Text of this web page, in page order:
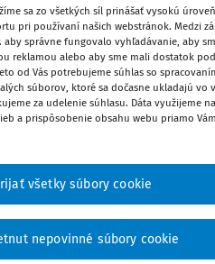
Prihláste sa
sa zo všetkých síl prinášať vysokú úroveň
pri používaní našich webstránok. Medzi
správne fungovalo vyhľadávanie, aby
reklamou alebo aby sme mali dostatok
od Vás potrebujeme súhlas so
súborov, ktoré sa dočasne ukladajú vo
za udelenie súhlasu. Dáta využijeme na
a prispôsobenie obsahu webu priamo
nepovinné súbory cookie
všetky súbory cookie